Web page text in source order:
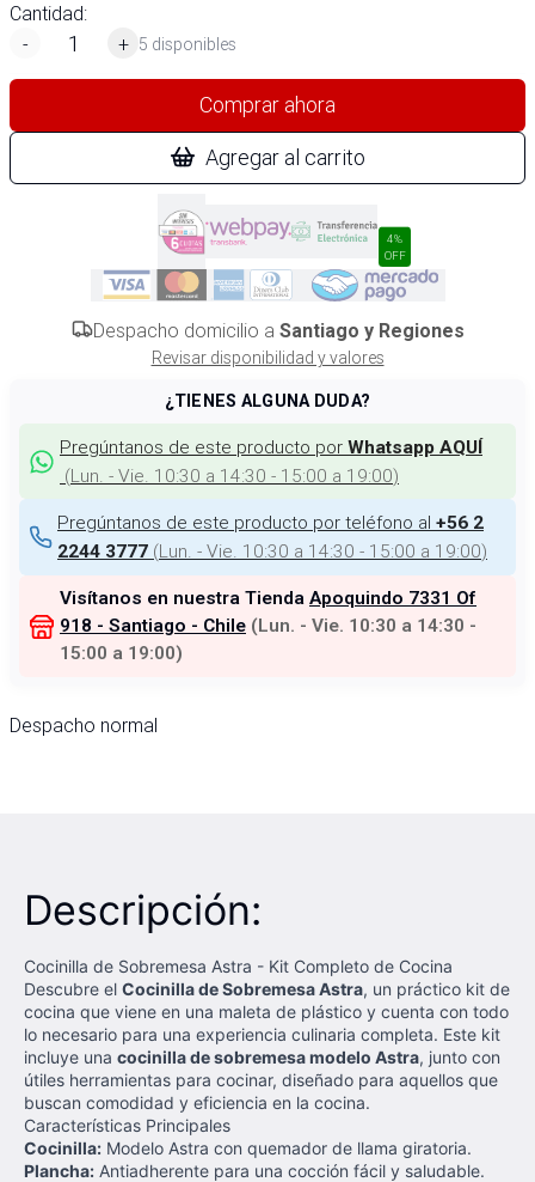
Cantidad:
-
+ 5 disponibles
Comprar ahora
Agregar al carrito
4%
OFF
Despacho domicilio a Santiago y Regiones
Revisar disponibilidad y valores
¿TIENES ALGUNA DUDA?
Pregúntanos de este producto por Whatsapp AQUÍ
(Lun. - Vie. 10:30 a 14:30 - 15:00 a 19:00)
Pregúntanos de este producto por teléfono al +56 2
2244 3777 (Lun. - Vie. 10:30 a 14:30 - 15:00 a 19:00)
Visítanos en nuestra Tienda Apoquindo 7331 Of
918 - Santiago - Chile (Lun. - Vie. 10:30 a 14:30 -
15:00 a 19:00)
Despacho normal
Descripción:
Cocinilla de Sobremesa Astra - Kit Completo de Cocina
Descubre el Cocinilla de Sobremesa Astra, un práctico kit de
cocina que viene en una maleta de plástico y cuenta con todo
lo necesario para una experiencia culinaria completa. Este kit
incluye una cocinilla de sobremesa modelo Astra, junto con
útiles herramientas para cocinar, diseñado para aquellos que
buscan comodidad y eficiencia en la cocina.
Características Principales
Cocinilla: Modelo Astra con quemador de llama giratoria.
Plancha: Antiadherente para una cocción fácil y saludable.